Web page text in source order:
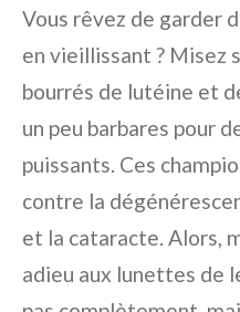
Vous rêvez de garder
en vieillissant ? Misez
bourrés de lutéine et
un peu barbares pour
puissants. Ces
contre la
et la cataracte. Alors,
adieu aux lunettes de